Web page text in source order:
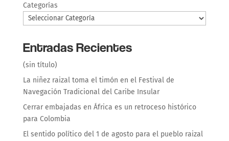
Categorías
Entradas Recientes
(sin título)
La niñez raizal toma el timón en el Festival de
Navegación Tradicional del Caribe Insular
Cerrar embajadas en África es un retroceso histórico
para Colombia
El sentido político del 1 de agosto para el pueblo raizal